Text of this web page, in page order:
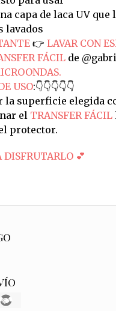
capa de laca UV
lavados
👉 LAVAR CON
FÁCILde
USO:👇👇👇👇👇
la superficie elegida
el TRANSFER FÁCIL
protector.
DISFRUTARLO 💕